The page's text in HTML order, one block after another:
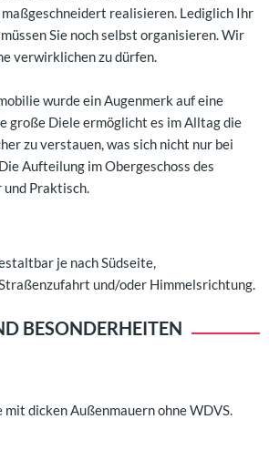
realisieren. Lediglich Ihr
Sie noch selbst organisieren. Wir
verwirklichen zu dürfen.
wurde ein Augenmerk auf eine
große Diele ermöglicht es im Alltag die
zu verstauen, was sich nicht nur bei
Aufteilung im Obergeschoss des
Praktisch.
je nach Südseite,
und/oder Himmelsrichtung.
BESONDERHEITEN
dicken Außenmauern ohne WDVS.